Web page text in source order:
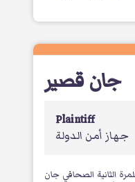
جان قصير
Plaintiff
جهاز أمن الدولة
الثانية الصحافي جان